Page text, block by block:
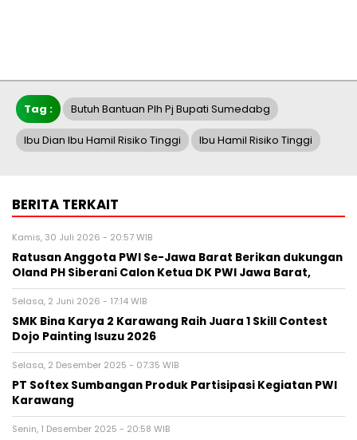
Tag : Butuh Bantuan Plh Pj Bupati Sumedabg
Ibu Dian Ibu Hamil Risiko Tinggi Ibu Hamil Risiko Tinggi
BERITA TERKAIT
Kamis, 30 Juli 2026 - 20:57 WIB
Ratusan Anggota PWI Se-Jawa Barat Berikan dukungan
Oland PH Siberani Calon Ketua DK PWI Jawa Barat,
Selasa, 2 Juni 2026 - 17:14 WIB
SMK Bina Karya 2 Karawang Raih Juara 1 Skill Contest
Dojo Painting Isuzu 2026
Selasa, 2 Desember 2025 - 07:35 WIB
PT Softex Sumbangan Produk Partisipasi Kegiatan PWI
Karawang
Senin, 1 Desember 2025 - 20:58 WIB